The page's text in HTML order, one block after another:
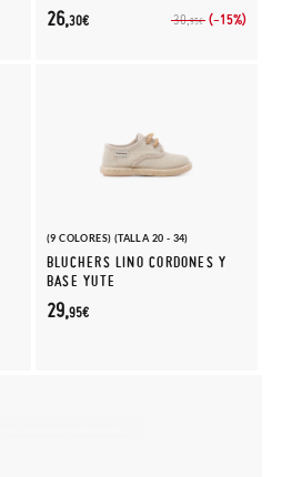
30,95€ (-15%)
26,30€
(9 COLORES) (TALLA 20 - 34)
BLUCHERS LINO CORDONES Y
BASE YUTE
29,95€